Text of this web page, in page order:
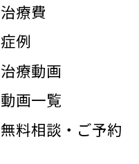
治療費
症例
治療動画
動画一覧
無料相談・ご予約